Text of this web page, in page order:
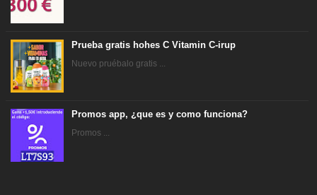
Prueba gratis hohes C Vitamin C-irup
Nuevo pruébalo gratis ...
Promos app, ¿que es y como funciona?
Promos ...